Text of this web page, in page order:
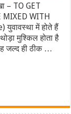
– TO GET
MIXED WITH
युवावस्था में होते हैं
मुश्किल होता है
जल्द ही ठीक …